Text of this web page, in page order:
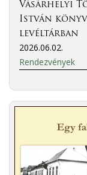
Vásárhelyi
István
levéltárban
2026.06.02.
Rendezvények